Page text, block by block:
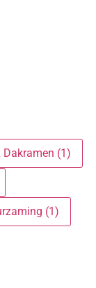
Dakramen (1)
(1)